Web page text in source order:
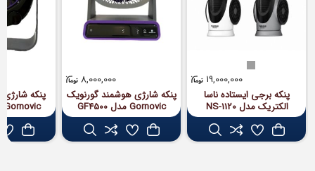
19,000,000
پنکه برجی ایستاده ناسا
الکتریک مدل NS-1120
8,000,000
پنکه شارژی هوشمند گورنویک
Gornovic مدل GF4500
پنکه شارژی
Gornovic مدل GF4400